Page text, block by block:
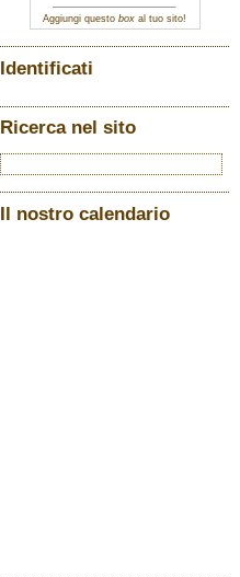
Aggiungi questo box al tuo sito!
Identificati
Ricerca nel sito
Il nostro calendario